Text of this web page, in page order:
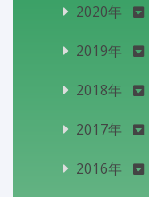
2020年
2019年
2018年
2017年
2016年